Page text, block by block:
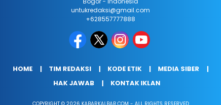
untukredaksi@gmail.com
+628557777888
HOME TIM REDAKSI KODE ETIK
MEDIA SIBER
HAK JAWAB
KONTAK IKLAN